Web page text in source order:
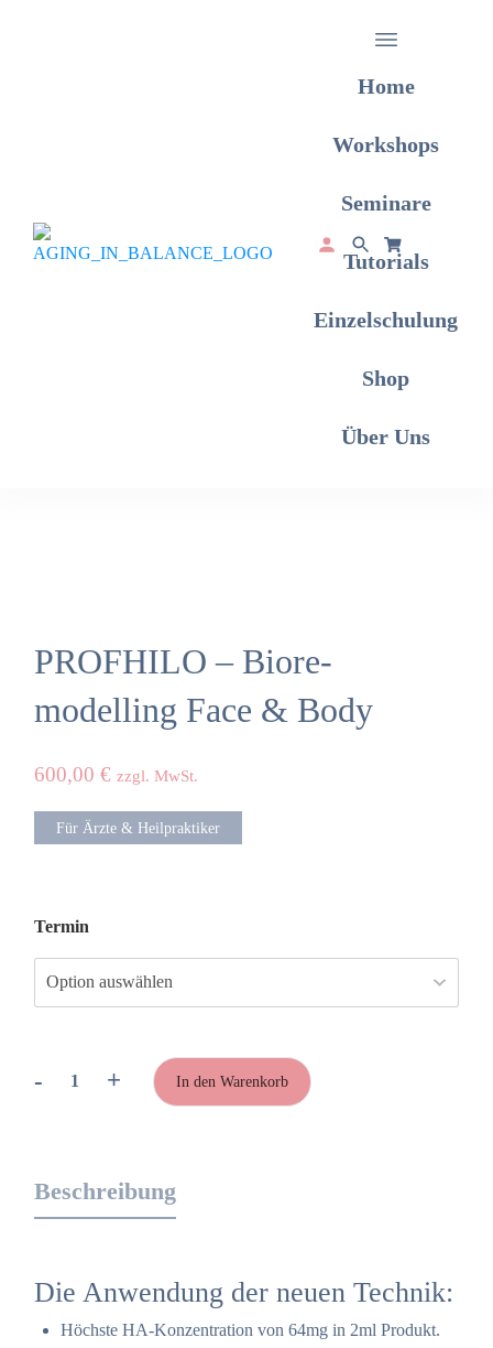
Home
Workshops
Seminare
Tutorials
Einzelschulung
Shop
Über Uns
PROFHILO – Biore­
modelling Face & Body
600,00 € zzgl. MwSt.
Für Ärzte & Heilpraktiker
Termin
-PROFHILO
Face
&
+ In den Warenkorb
Beschreibung
Die Anwendung der neuen Technik:
Höchste HA-Konzentration von 64mg in 2ml Produkt.